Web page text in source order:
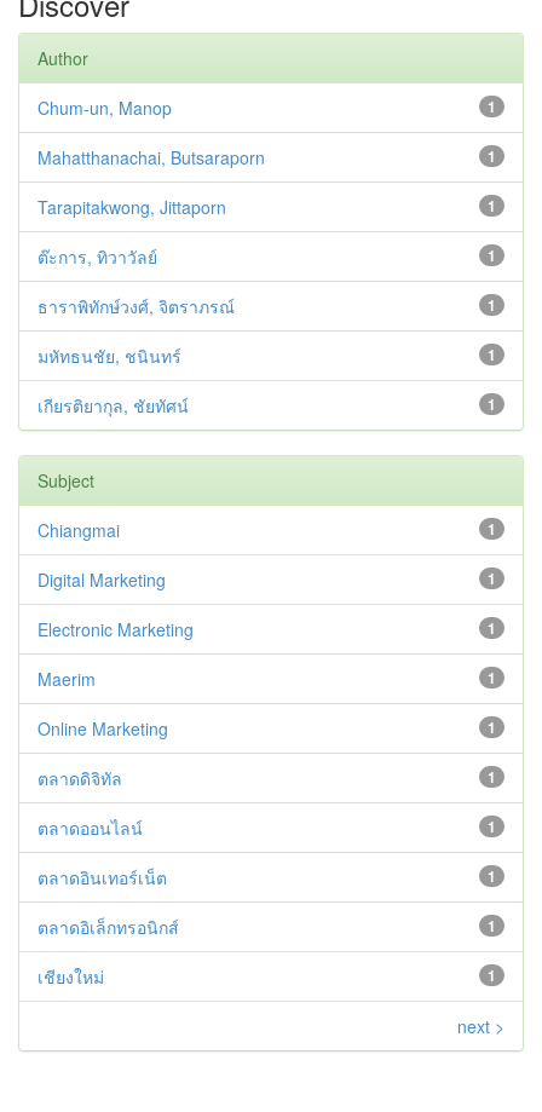
Author
1
Chum-un, Manop
1
Mahatthanachai, Butsaraporn
1
Tarapitakwong, Jittaporn
1
ต๊ะการ, ทิวาวัลย์
1
ธาราพิทักษ์วงศ์, จิตราภรณ์
1
มหัทธนชัย, ชนินทร์
1
เกียรติยากุล, ชัยทัศน์
Subject
1
Chiangmai
1
Digital Marketing
1
Electronic Marketing
1
Maerim
1
Online Marketing
1
ตลาดดิจิทัล
1
ตลาดออนไลน์
1
ตลาดอินเทอร์เน็ต
1
ตลาดอิเล็กทรอนิกส์
1
เชียงใหม่
next >